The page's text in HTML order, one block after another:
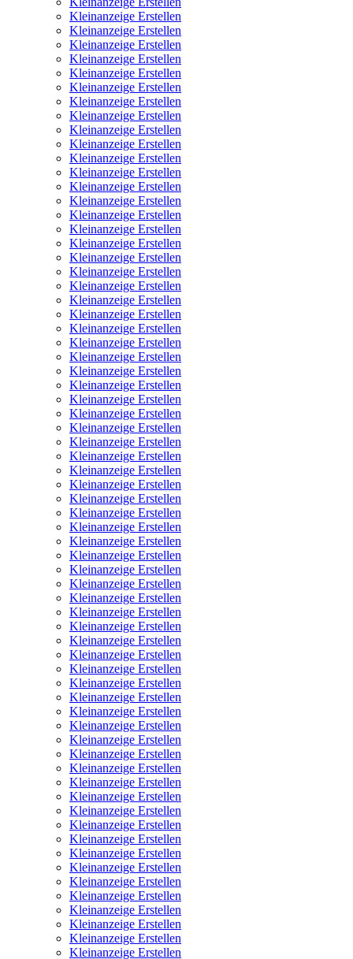
Kleinanzeige Erstellen
Kleinanzeige Erstellen
Kleinanzeige Erstellen
Kleinanzeige Erstellen
Kleinanzeige Erstellen
Kleinanzeige Erstellen
Kleinanzeige Erstellen
Kleinanzeige Erstellen
Kleinanzeige Erstellen
Kleinanzeige Erstellen
Kleinanzeige Erstellen
Kleinanzeige Erstellen
Kleinanzeige Erstellen
Kleinanzeige Erstellen
Kleinanzeige Erstellen
Kleinanzeige Erstellen
Kleinanzeige Erstellen
Kleinanzeige Erstellen
Kleinanzeige Erstellen
Kleinanzeige Erstellen
Kleinanzeige Erstellen
Kleinanzeige Erstellen
Kleinanzeige Erstellen
Kleinanzeige Erstellen
Kleinanzeige Erstellen
Kleinanzeige Erstellen
Kleinanzeige Erstellen
Kleinanzeige Erstellen
Kleinanzeige Erstellen
Kleinanzeige Erstellen
Kleinanzeige Erstellen
Kleinanzeige Erstellen
Kleinanzeige Erstellen
Kleinanzeige Erstellen
Kleinanzeige Erstellen
Kleinanzeige Erstellen
Kleinanzeige Erstellen
Kleinanzeige Erstellen
Kleinanzeige Erstellen
Kleinanzeige Erstellen
Kleinanzeige Erstellen
Kleinanzeige Erstellen
Kleinanzeige Erstellen
Kleinanzeige Erstellen
Kleinanzeige Erstellen
Kleinanzeige Erstellen
Kleinanzeige Erstellen
Kleinanzeige Erstellen
Kleinanzeige Erstellen
Kleinanzeige Erstellen
Kleinanzeige Erstellen
Kleinanzeige Erstellen
Kleinanzeige Erstellen
Kleinanzeige Erstellen
Kleinanzeige Erstellen
Kleinanzeige Erstellen
Kleinanzeige Erstellen
Kleinanzeige Erstellen
Kleinanzeige Erstellen
Kleinanzeige Erstellen
Kleinanzeige Erstellen
Kleinanzeige Erstellen
Kleinanzeige Erstellen
Kleinanzeige Erstellen
Kleinanzeige Erstellen
Kleinanzeige Erstellen
Kleinanzeige Erstellen